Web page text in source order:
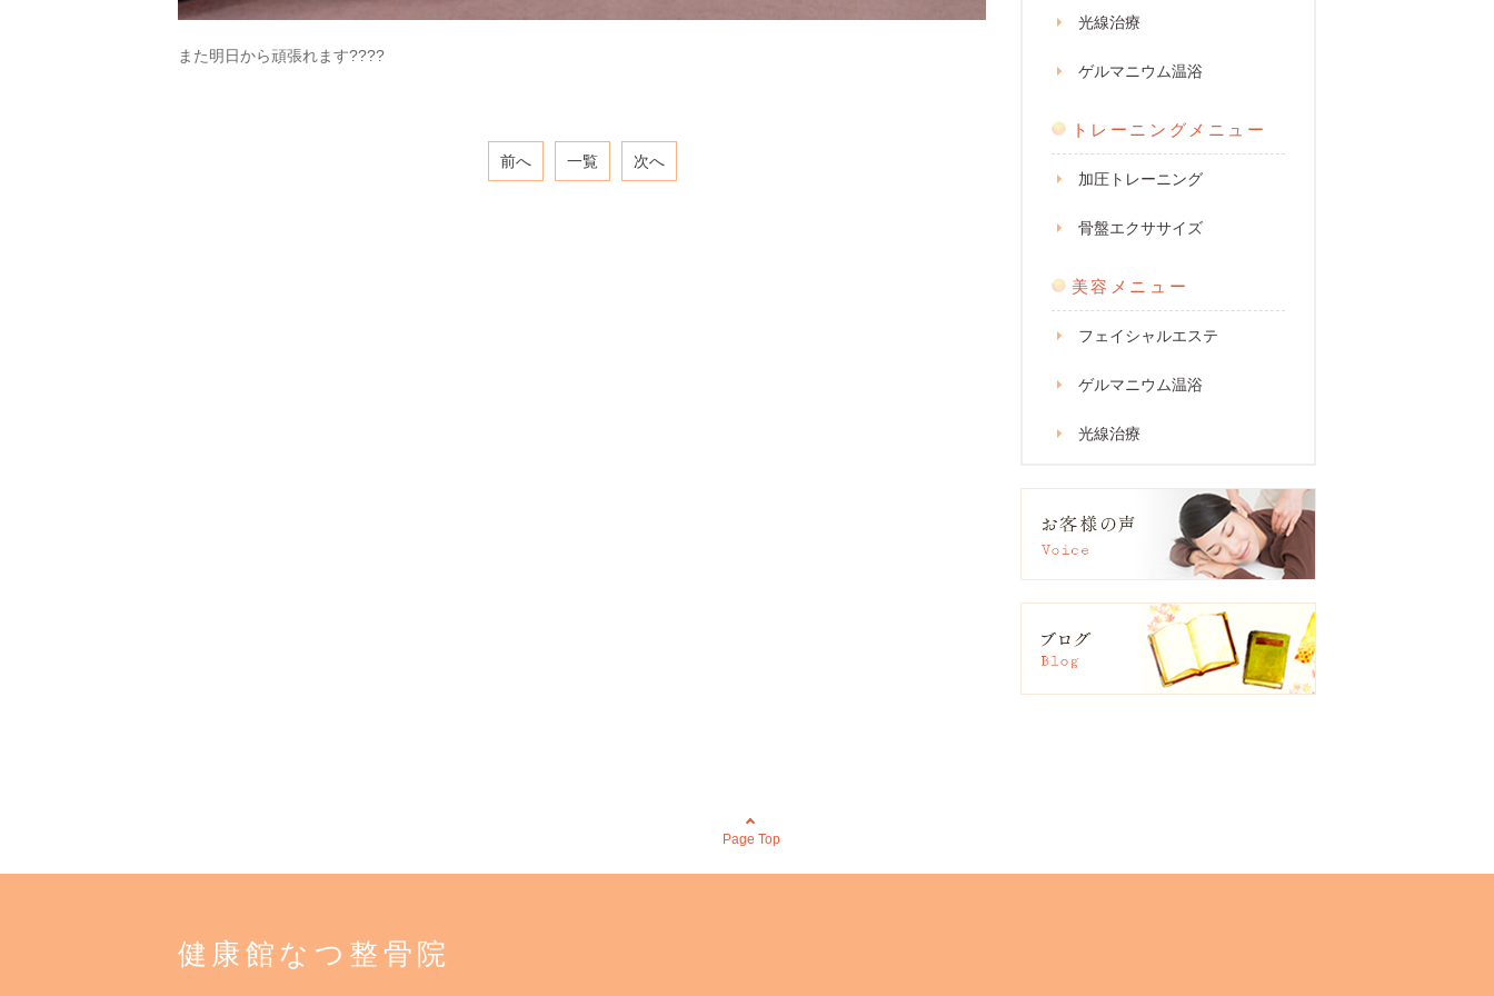
また明日から頑張れます????
前へ 一覧 次へ
光線治療
ゲルマニウム温浴
トレーニングメニュー
加圧トレーニング
骨盤エクササイズ
美容メニュー
フェイシャルエステ
ゲルマニウム温浴
光線治療
Page Top
健康館なつ整骨院